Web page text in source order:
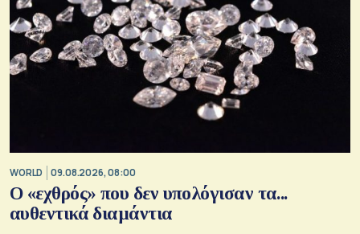
WORLD 09.08.2026, 08:00
Ο «εχθρός» που δεν υπολόγισαν τα...
αυθεντικά διαμάντια